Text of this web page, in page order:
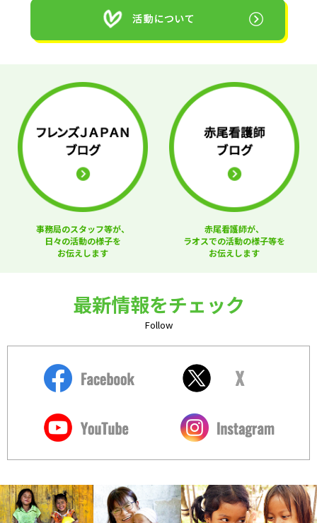
事務局のスタッフ等が、
日々の活動の様子を
お伝えします
赤尾看護師が、
ラオスでの活動の様子等を
お伝えします
最新情報をチェック
Follow